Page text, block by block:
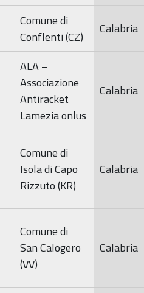
Comune di
Conflenti (CZ)
Calabria
ALA –
Associazione
Antiracket
Lamezia onlus
Calabria
Comune di
Isola di Capo
Rizzuto (KR)
Calabria
Comune di
San Calogero
(VV)
Calabria